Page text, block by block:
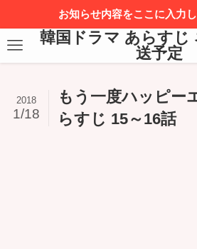
お知らせ内容をここに入力し
韓国ドラマ あらすじ
送予定
もう一度ハッピー
らすじ 15～16話
2018
1/18